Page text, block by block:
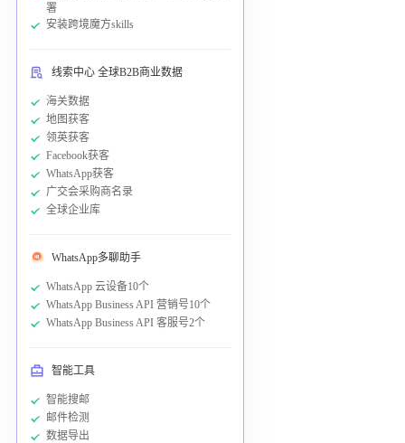
署
安装跨境魔方skills
线索中心 全球B2B商业数据
海关数据
地图获客
领英获客
Facebook获客
WhatsApp获客
广交会采购商名录
全球企业库
WhatsApp多聊助手
WhatsApp 云设备10个
WhatsApp Business API 营销号10个
WhatsApp Business API 客服号2个
智能工具
智能搜邮
邮件检测
数据导出